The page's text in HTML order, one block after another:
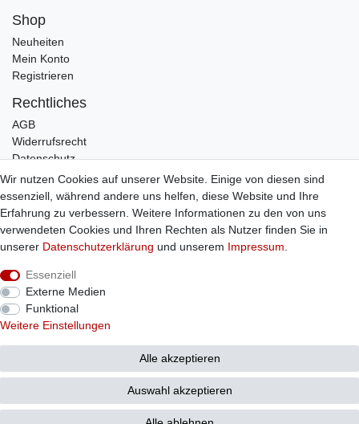
Shop
Neuheiten
Mein Konto
Registrieren
Rechtliches
AGB
Widerrufsrecht
Datenschutz
Impressum
Infos
Zahlung / Versand
Individuelle Anfertigung
Bestellung widerrufen
Wir nutzen Cookies auf unserer Website. Einige von diesen sind
essenziell, während andere uns helfen, diese Website und Ihre
Erfahrung zu verbessern. Weitere Informationen zu den von uns
verwendeten Cookies und Ihren Rechten als Nutzer finden Sie in
unserer Daten­schutz­erklärung und unserem Impressum
Essenziell
Externe Medien
Funktional
Weitere Einstellungen
Alle akzeptieren
Auswahl akzeptieren
© Copyright 2026 Sticker Shop Strerath